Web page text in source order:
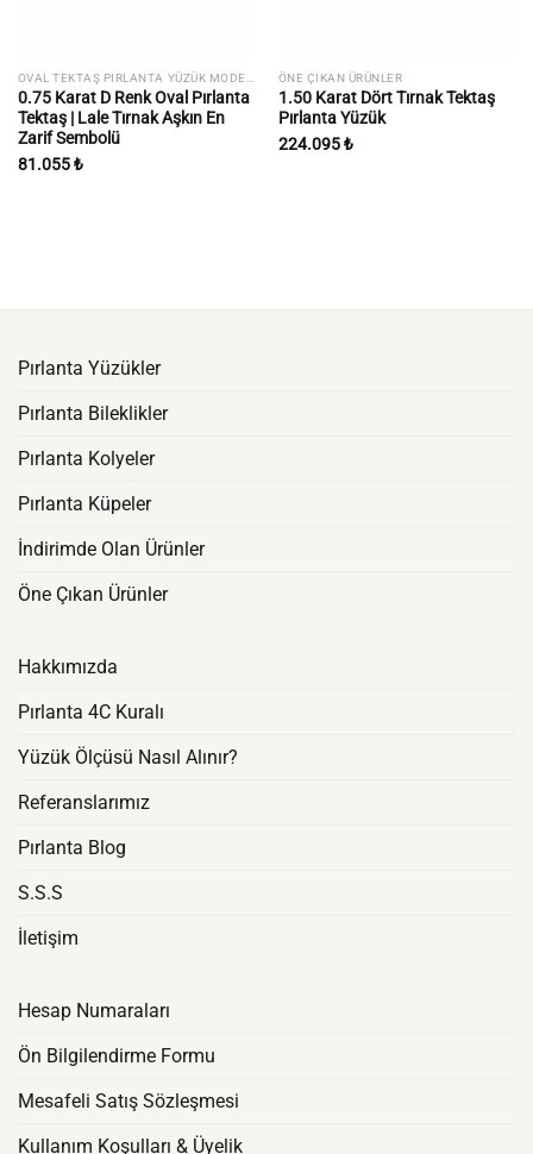
0.75 Karat D Renk Oval Pırlanta
Tektaş | Lale Tırnak Aşkın En
Zarif Sembolü
81.055₺
ÖNE ÇIKAN ÜRÜNLER
1.50 Karat Dört Tırnak Tektaş
Pırlanta Yüzük
224.095₺
Pırlanta Yüzükler
Pırlanta Bileklikler
Pırlanta Kolyeler
Pırlanta Küpeler
İndirimde Olan Ürünler
Öne Çıkan Ürünler
Hakkımızda
Pırlanta 4C Kuralı
Yüzük Ölçüsü Nasıl Alınır?
Referanslarımız
Pırlanta Blog
S.S.S
İletişim
Hesap Numaraları
Ön Bilgilendirme Formu
Mesafeli Satış Sözleşmesi
Kullanım Koşulları & Üyelik